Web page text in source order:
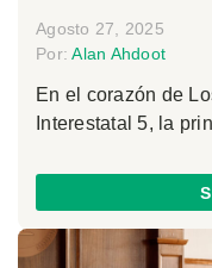
Agosto 27, 2025
Por:Alan Ahdoot
En el corazón de
Interestatal 5, la